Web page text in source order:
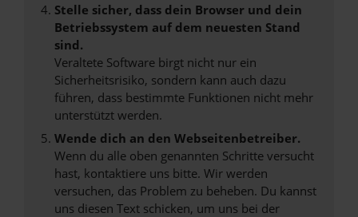
Stelle sicher, dass dein Browser und dein
Betriebssystem auf dem neuesten Stand
sind.
Veraltete Software birgt nicht nur ein
Sicherheitsrisiko, sondern kann auch dazu
führen, dass bestimmte Funktionen nicht mehr
unterstützt werden.
Wende dich an den Webseitenbetreiber.
Wenn du alle oben genannten Schritte versucht
hast, kontaktiere uns bitte. Wir werden
versuchen, das Problem zu beheben. Du kannst
uns diesen Text schicken, um uns bei der